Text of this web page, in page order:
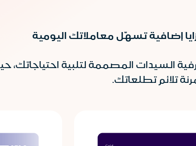
إضافية تسهّل معاملاتك اليومية
السيدات المصممة لتلبية
تلائم تطلعاتك.